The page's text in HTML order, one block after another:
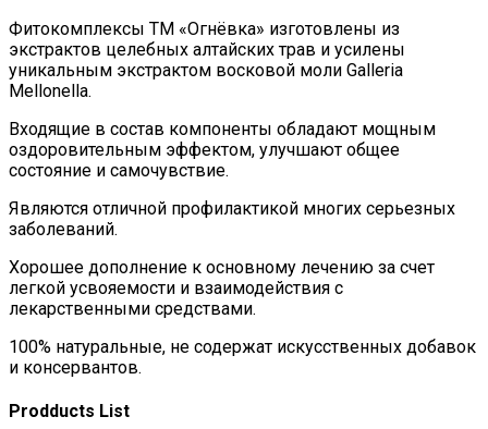
Фитокомплексы ТМ «Огнёвка» изготовлены из
экстрактов целебных алтайских трав и усилены
уникальным экстрактом восковой моли Galleria
Mellonella.
Входящие в состав компоненты обладают мощным
оздоровительным эффектом, улучшают общее
состояние и самочувствие.
Являются отличной профилактикой многих серьезных
заболеваний.
Хорошее дополнение к основному лечению за счет
легкой усвояемости и взаимодействия с
лекарственными средствами.
100% натуральные, не содержат искусственных добавок
и консервантов.
Prodducts List